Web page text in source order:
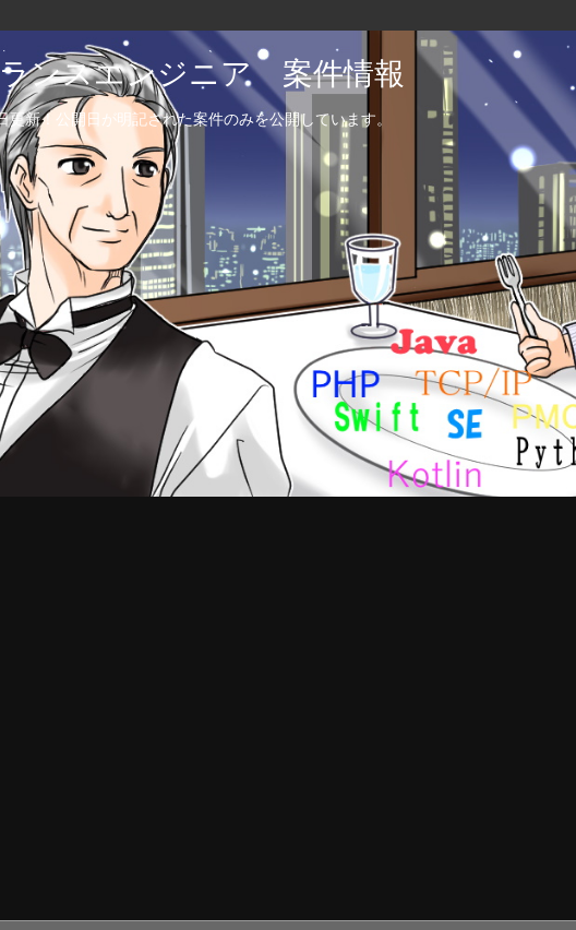
ンスエンジニア 案件情報
新！公開日が明記された案件のみを公開しています。